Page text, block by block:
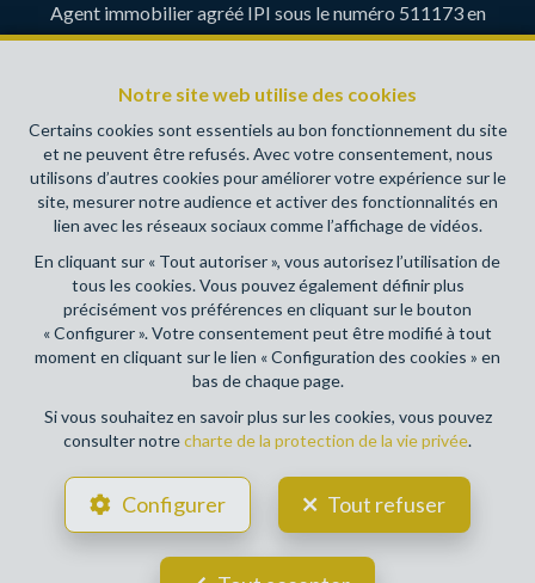
Notre site web utilise des cookies
Certains cookies sont essentiels au bon fonctionnement du site
et ne peuvent être refusés. Avec votre consentement, nous
utilisons d’autres cookies pour améliorer votre expérience sur le
site, mesurer notre audience et activer des fonctionnalités en
lien avec les réseaux sociaux comme l’affichage de vidéos.
En cliquant sur « Tout autoriser », vous autorisez l’utilisation de
tous les cookies. Vous pouvez également définir plus
précisément vos préférences en cliquant sur le bouton
« Configurer ». Votre consentement peut être modifié à tout
moment en cliquant sur le lien « Configuration des cookies » en
bas de chaque page.
Si vous souhaitez en savoir plus sur les cookies, vous pouvez
consulter notrecharte de la protection de la vie privée.
Configurer Tout refuser
Agent immobilier agréé IPI sous le numéro 511173 en
Belgique- Instance de contrôle: Institut professionnel des
(+32 2 505 38 50 - info@ipi.be) - Soumis au
déontologique de l’ IPI
RC professionnelle et cautionnement via AXA Belgium SA,
Place du Trône 1, 1000 Bruxelles – police n° 730390160.
Couverture valable pour les activités réalisées en Belgique
Conditions générales d'utilisation du site
Charte de la protection de la vie privée
Configuration des cookies
POWERED BY
DESIGNED AND DEVELOPED BY
WEBULOUS.IMMO